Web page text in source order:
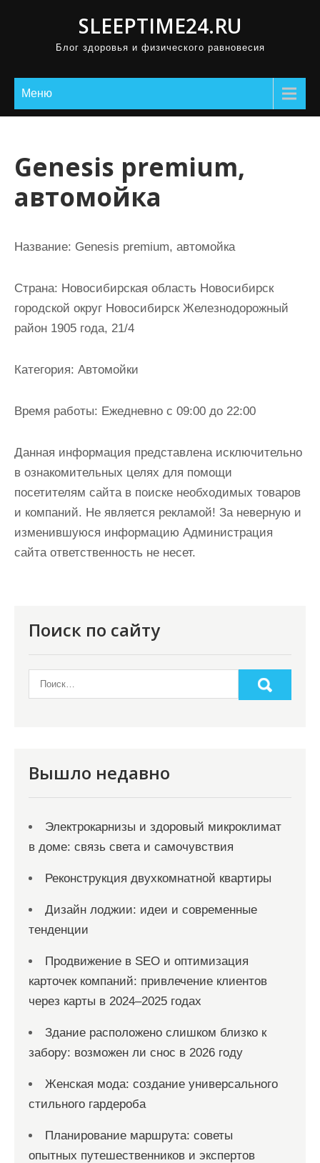
SLEEPTIME24.RU
Блог здоровья и физического равновесия
Меню
Genesis premium,
автомойка
Название: Genesis premium, автомойка
Страна: Новосибирская область Новосибирск
городской округ Новосибирск Железнодорожный
район 1905 года, 21/4
Категория: Автомойки
Время работы: Ежедневно с 09:00 до 22:00
Данная информация представлена исключительно
в ознакомительных целях для помощи
посетителям сайта в поиске необходимых товаров
и компаний. Не является рекламой! За неверную и
изменившуюся информацию Администрация
сайта ответственность не несет.
Поиск по сайту
Вышло недавно
Электрокарнизы и здоровый микроклимат
в доме: связь света и самочувствия
Реконструкция двухкомнатной квартиры
Дизайн лоджии: идеи и современные
тенденции
Продвижение в SEO и оптимизация
карточек компаний: привлечение клиентов
через карты в 2024–2025 годах
Здание расположено слишком близко к
забору: возможен ли снос в 2026 году
Женская мода: создание универсального
стильного гардероба
Планирование маршрута: советы
опытных путешественников и экспертов